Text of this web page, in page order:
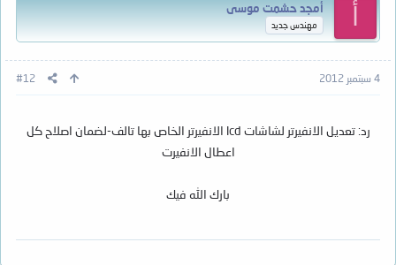
أمجد حشمت موسى
مهندس جديد
4 سبتمبر 2012 #12
رد: تعديل الانفيرتر لشاشات lcd الانفيرتر الخاص بها تالف-لضمان اصلاح كل
اعطال الانفيرت
بارك الله فيك